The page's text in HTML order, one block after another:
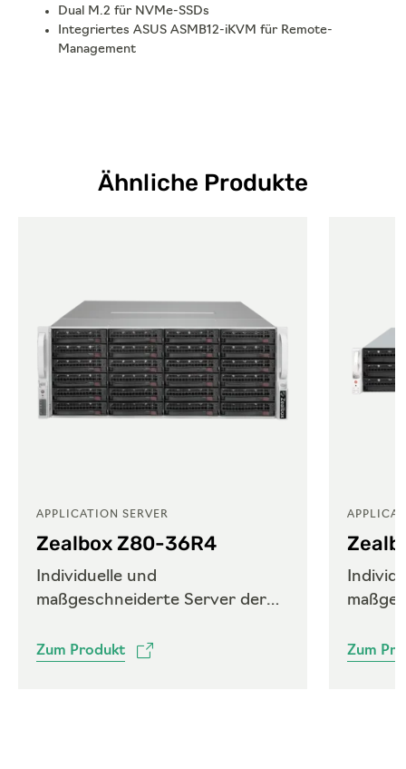
Dual M.2 für NVMe-SSDs
Integriertes ASUS ASMB12-iKVM für Remote-
Management
Ähnliche Produkte
APPLICATION SERVER
Zealbox Z80-36R4
Individuelle und
maßgeschneiderte Server der
Zum Produkt Zum